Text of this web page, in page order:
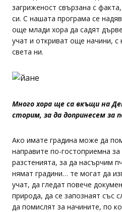
загриженост свързана с
си. С нашата програма се
още млади хора да садят
учат и откриват още начини,
света ни.
Много хора ще са вкъщи на
сторим, за да допринесем за
Ако имате градина може да
направите по-гостоприемна
разстенията, за да насърчим
нямат градини… те могат да
учат, да гледат повече
природа, да се запознаят със
да помислят за начините, по